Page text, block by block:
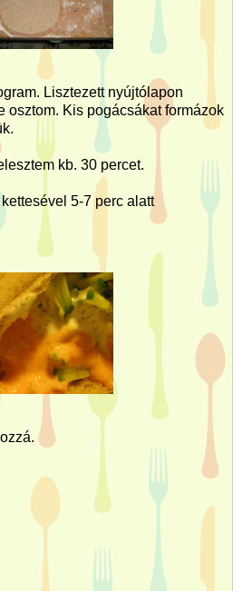
Lisztezett nyújtólapon
osztom. Kis pogácsákat formázok
kb. 30 percet.
5-7 perc alatt